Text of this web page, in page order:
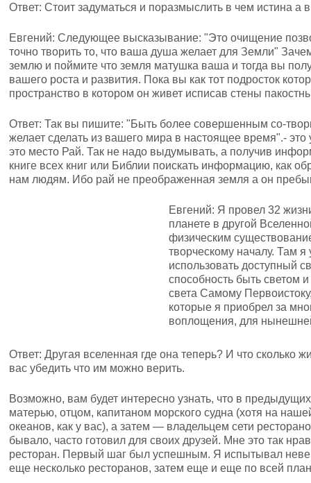
Ответ: Стоит задуматься и поразмыслить в чем истина а
Евгений: Следующее высказывание: "Это очищение
точно творить то, что ваша душа желает для Земли"
землю и поймите что земля матушка ваша и тогда вы
вашего роста и развития. Пока вы как тот подросток
пространство в котором он живет исписав стены
Ответ: Так вы пишите: "Быть более совершенным со-
желает сделать из вашего мира в настоящее время".-
это место Рай. Так не надо выдумывать, а получив
книге всех книг или Библии поискать информацию, как
нам людям. Ибо рай не преображенная земля а он
Евгений: Я провел 32
планете в другой
физическим
творческому началу. Там
использовать доступный
способность быть светом
света Самому
которые я приобрел за
воплощения, для
Ответ: Другая вселенная где она теперь? И что сколько
вас убедить что им можно верить.
Возможно, вам будет интересно узнать, что в
матерью, отцом, капитаном морского судна (хотя на
океанов, как у вас), а затем — владельцем сети
бывало, часто готовил для своих друзей. Мне это так
ресторан. Первый шаг был успешным. Я испытывал
еще несколько ресторанов, затем еще и еще по всей